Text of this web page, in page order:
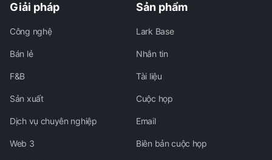
Giải pháp
Công nghệ
Bán lẻ
F&B
Sản xuất
Dịch vụ chuyên nghiệp
Web 3
Sản phẩm
Lark Base
Nhắn tin
Tài liệu
Cuộc họp
Email
Biên bản cuộc họp